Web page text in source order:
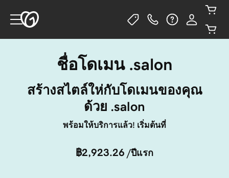
ชื่อโดเมน .salon
สร้างสไตล์ให่กับโดเมนของคุณ
ด้วย .salon
พร้อมให้บริการแล้ว! เริ่มต้นที่
฿2,923.26 /ปีแรก